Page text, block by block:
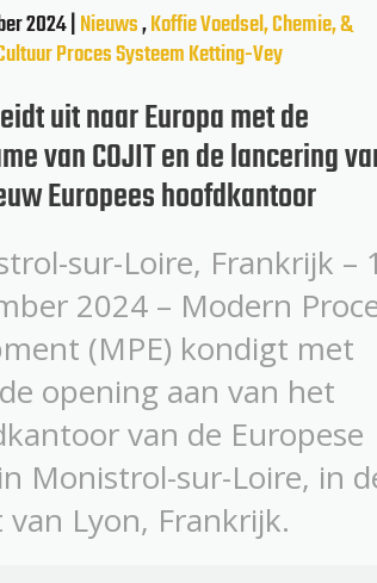
2024 |Nieuws,KoffieVoedsel, Chemie, &
Proces SysteemKetting-Vey
uit naar Europa met de
van COJIT en de lancering
Europees hoofdkantoor
sur-Loire, Frankrijk –
2024 – Modern
(MPE) kondigt met
opening aan van het
van de Europese
Monistrol-sur-Loire, in
Lyon, Frankrijk.